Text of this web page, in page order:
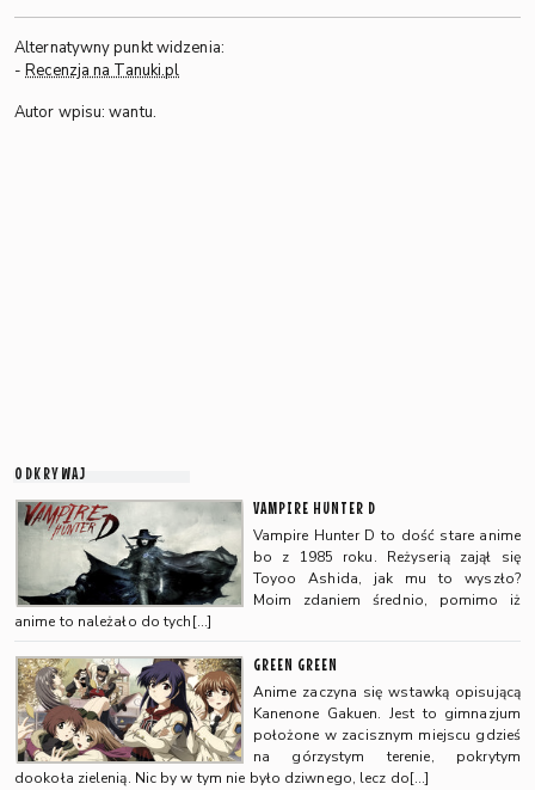
Alternatywny punkt widzenia:
-Recenzja na Tanuki.pl
Autor wpisu: wantu.
ODKRYWAJ
VAMPIRE HUNTER D
Vampire Hunter D to dość stare anime
bo z 1985 roku. Reżyserią zajął się
Toyoo Ashida, jak mu to wyszło?
Moim zdaniem średnio, pomimo iż
anime to należało do tych[…]
GREEN GREEN
Anime zaczyna się wstawką opisującą
Kanenone Gakuen. Jest to gimnazjum
położone w zacisznym miejscu gdzieś
na górzystym terenie, pokrytym
dookoła zielenią. Nic by w tym nie było dziwnego, lecz do[…]